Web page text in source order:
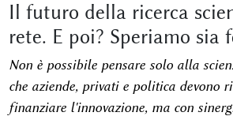
Il futuro della ricerca
rete. E poi? Speriamo sia
Non è possibile pensare solo alla
che aziende, privati e politica devono
finanziare l'innovazione, ma con